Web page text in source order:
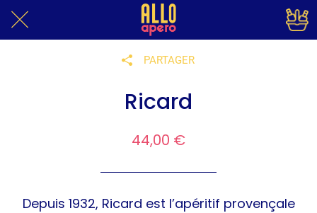
PARTAGER
Ricard
44,00 €
Depuis 1932, Ricard est l’apéritif provençale